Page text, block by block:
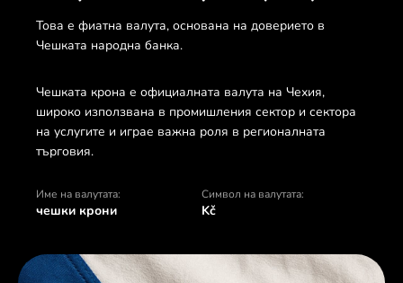
Това е фиатна валута, основана на доверието в
Чешката народна банка.
Чешката крона е официалната валута на Чехия,
широко използвана в промишления сектор и сектора
на услугите и играе важна роля в регионалната
търговия.
Име на валутата:
чешки крони
Символ на валутата:
Kč